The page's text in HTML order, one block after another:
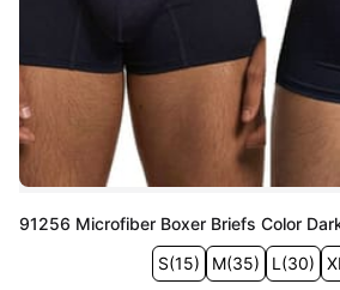
91256 Microfiber Boxer Briefs Color
S(15) M(35) L (30) XL